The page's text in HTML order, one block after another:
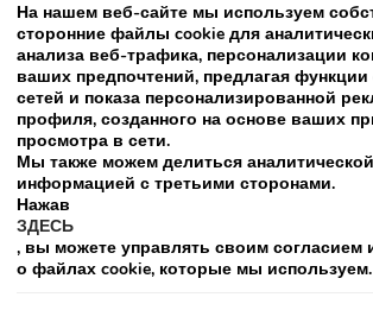
Адрес:Calle Armiche, 1,38652,Chayofa
Lat: 28.071683º 28º 4'
Lon: -16.700447º -16º 42'
добраться сюда от южного
На нашем веб-сайте мы используем
сторонние файлы cookie для
анализа веб-трафика, персонализации
ваших предпочтений, предлагая
сетей и показа персонализированной
профиля, созданного на основе ваших
просмотра в сети.
Мы также можем делиться
информацией с третьими сторонами.
Нажав
ЗДЕСЬ
, вы можете управлять своим согласием
о файлах cookie, которые мы используем.